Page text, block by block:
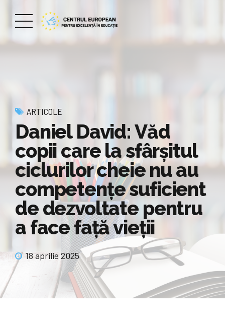
ARTICOLE
Daniel David: Văd
copii care la sfârşitul
ciclurilor cheie nu au
competenţe suficient
de dezvoltate pentru
a face faţă vieţii
18 aprilie 2025